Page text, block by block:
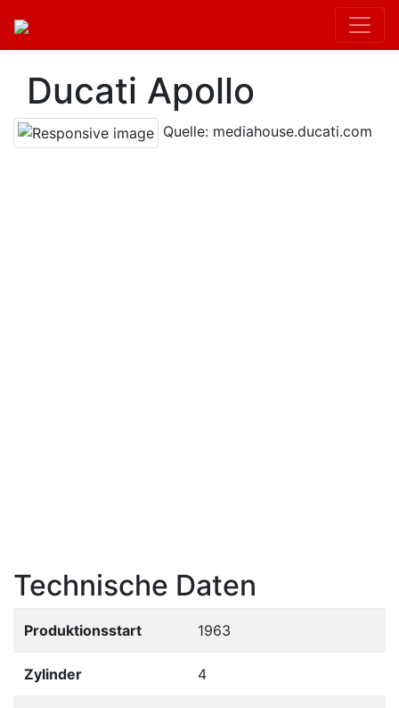
Ducati Apollo
Quelle: mediahouse.ducati.com
Technische Daten
Produktionsstart 1963
Zylinder 4